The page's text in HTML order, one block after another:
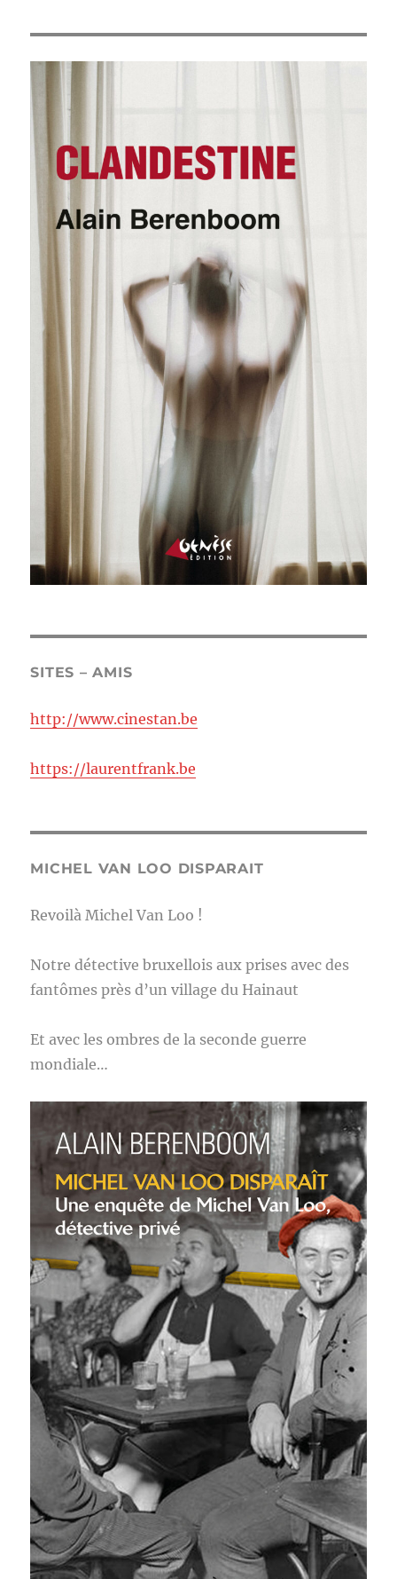
SITES – AMIS
http://www.cinestan.be
https://laurentfrank.be
MICHEL VAN LOO DISPARAIT
Revoilà Michel Van Loo !
Notre détective bruxellois aux prises avec des
fantômes près d’un village du Hainaut
Et avec les ombres de la seconde guerre
mondiale…